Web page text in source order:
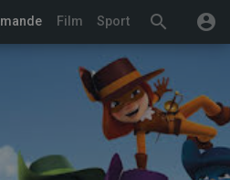
search account_circle
Film Sport